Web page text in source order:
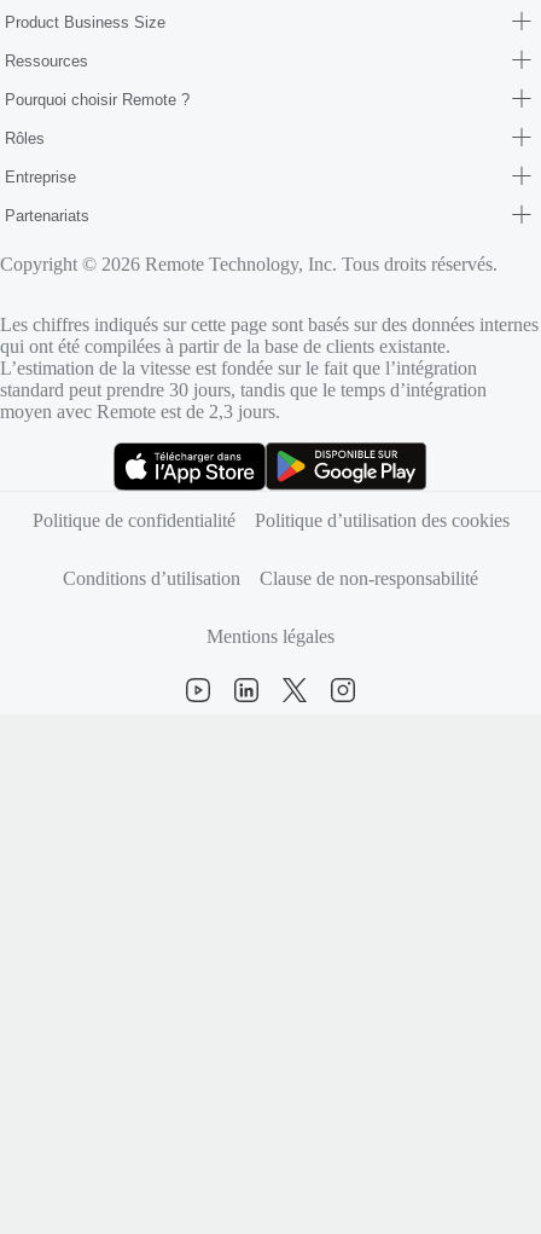
Product Business Size
Ressources
Pourquoi choisir Remote ?
Rôles
Entreprise
Partenariats
Copyright © 2026 Remote Technology, Inc. Tous droits réservés.
Les chiffres indiqués sur cette page sont basés sur des données internes
qui ont été compilées à partir de la base de clients existante.
L’estimation de la vitesse est fondée sur le fait que l’intégration
standard peut prendre 30 jours, tandis que le temps d’intégration
moyen avec Remote est de 2,3 jours.
Politique de confidentialité
Politique d’utilisation des cookies
Conditions d’utilisation Clause de non-responsabilité
Mentions légales